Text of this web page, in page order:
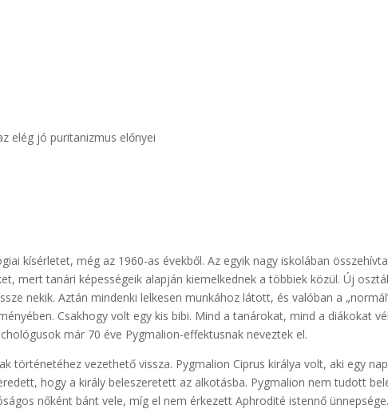
elég jó puritanizmus előnyei
kísérletet, még az 1960-as évekből. Az egyik nagy iskolában
mert tanári képességeik alapján kiemelkednek a többiek közül. Új
nekik. Aztán mindenki lelkesen munkához látott, és valóban a
Csakhogy volt egy kis bibi. Mind a tanárokat, mind a diákokat
már 70 éve Pygmalion-effektusnak neveztek el.
történetéhez vezethető vissza. Pygmalion Ciprus királya volt, aki egy
hogy a király beleszeretett az alkotásba. Pygmalion nem tudott
nőként bánt vele, míg el nem érkezett Aphrodité istennő